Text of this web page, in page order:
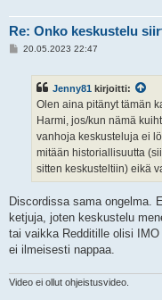
Re: Onko keskustelu
V20.05.2023 22:47
Jenny81 kirjoitti:
Olen aina pitänyt tämän
Harmi, jos/kun nämä
vanhoja keskusteluja ei
mitään historiallisuutta
sitten keskusteltiin) eikä
Discordissa sama ongelma.
ketjuja, joten keskustelu
tai vaikka Redditille olisi
ei ilmeisesti nappaa.
Video ei ollut ohjeistusvideo.